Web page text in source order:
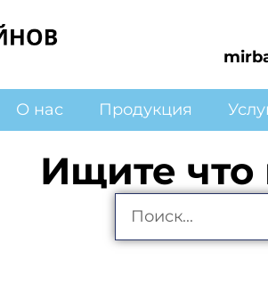
О нас Продукция
Ищите